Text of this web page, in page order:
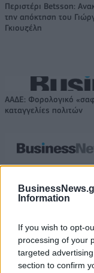
Information
If you wish to opt-
processing of your
targeted
section to confirm
Περιστέρι Betsson:
την απόκτηση του
Γκιουζέλη
ΑΑΔΕ: Φορολογικό
καταγγελίες πολιτών
Νοεμβρίου για
από 400 επιχειρήσεις
Media: Με ενίσχυση 8
πρόγραμμα στήριξης-